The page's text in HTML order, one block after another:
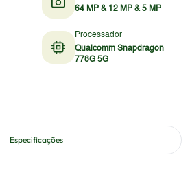
64 MP & 12 MP & 5 MP
Processador
Qualcomm Snapdragon
778G 5G
Especificações